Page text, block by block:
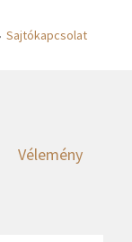
Sajtókapcsolat
Vélemény